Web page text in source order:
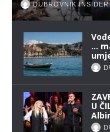
DUBROVNIK INSIDER
…
U